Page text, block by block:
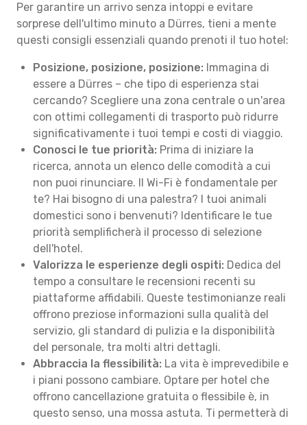
Per garantire un arrivo senza intoppi e evitare
sorprese dell'ultimo minuto a Dürres, tieni a mente
questi consigli essenziali quando prenoti il tuo hotel:
Posizione, posizione, posizione: Immagina di
essere a Dürres – che tipo di esperienza stai
cercando? Scegliere una zona centrale o un'area
con ottimi collegamenti di trasporto può ridurre
significativamente i tuoi tempi e costi di viaggio.
Conosci le tue priorità: Prima di iniziare la
ricerca, annota un elenco delle comodità a cui
non puoi rinunciare. Il Wi-Fi è fondamentale per
te? Hai bisogno di una palestra? I tuoi animali
domestici sono i benvenuti? Identificare le tue
priorità semplificherà il processo di selezione
dell'hotel.
Valorizza le esperienze degli ospiti: Dedica del
tempo a consultare le recensioni recenti su
piattaforme affidabili. Queste testimonianze reali
offrono preziose informazioni sulla qualità del
servizio, gli standard di pulizia e la disponibilità
del personale, tra molti altri dettagli.
Abbraccia la flessibilità: La vita è imprevedibile e
i piani possono cambiare. Optare per hotel che
offrono cancellazione gratuita o flessibile è, in
questo senso, una mossa astuta. Ti permetterà di